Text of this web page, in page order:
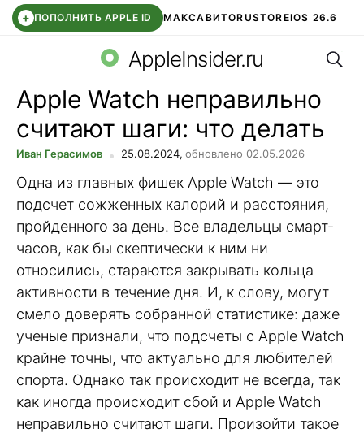
+ ПОПОЛНИТЬ APPLE ID МАКСАВИТОRUSTOREIOS 26.6
СБЕР КИДС ВТБ ОНЛАЙН ЧАТ В ROBLOX
AppleInsider.ru
Apple Watch неправильно
считают шаги: что делать
Иван Герасимов 25.08.2024, обновлено 02.05.2026
Одна из главных фишек Apple Watch — это
подсчет сожженных калорий и расстояния,
пройденного за день. Все владельцы смарт-
часов, как бы скептически к ним ни
относились, стараются закрывать кольца
активности в течение дня. И, к слову, могут
смело доверять собранной статистике: даже
ученые признали, что подсчеты с Apple Watch
крайне точны, что актуально для любителей
спорта. Однако так происходит не всегда, так
как иногда происходит сбой и Apple Watch
неправильно считают шаги. Произойти такое